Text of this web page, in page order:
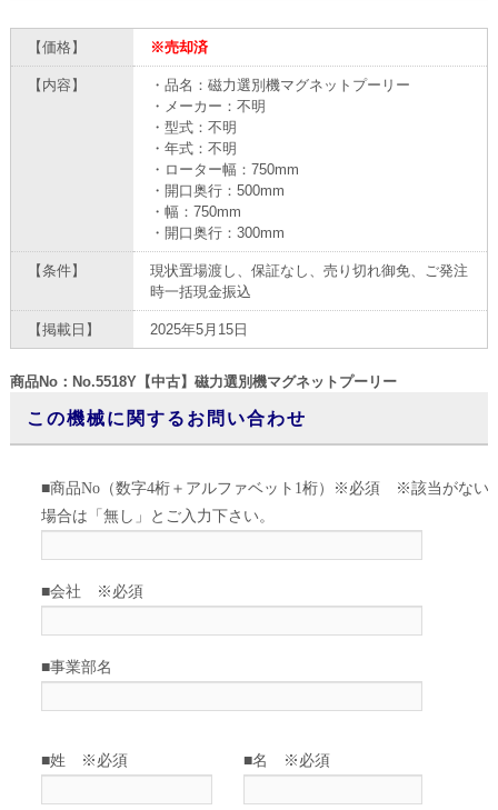
【価格】 ※売却済
【内容】
・品名：磁力選別機マグネットプーリー
・メーカー：不明
・型式：不明
・年式：不明
・ローター幅：750mm
・開口奥行：500mm
・幅：750mm
・開口奥行：300mm
【条件】
現状置場渡し、保証なし、売り切れ御免、ご発注
時一括現金振込
【掲載日】 2025年5月15日
商品No：No.5518Y【中古】磁力選別機マグネットプーリー
この機械に関するお問い合わせ